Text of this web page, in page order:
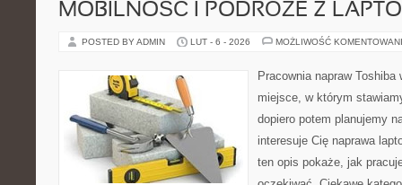
MOBILNOŚĆ I PODRÓŻE Z
POSTED BY ADMIN LUT - 6 - 2026 MOŻLIWOŚĆ
Pracownia napraw
miejsce, w którym
dopiero potem planujemy
interesuje Cię naprawa
ten opis pokaże, jak